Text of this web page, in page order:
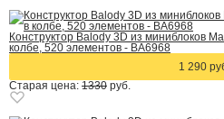
Конструктор Balody 3D из миниблоков
колбе, 520 элементов - BA6968
1 290
Старая цена: 1330 руб.